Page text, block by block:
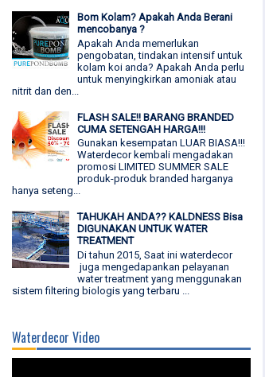
Bom Kolam? Apakah Anda Berani
mencobanya ?
Apakah Anda memerlukan
pengobatan, tindakan intensif untuk
kolam koi anda? Apakah Anda perlu
untuk menyingkirkan amoniak atau
nitrit dan den...
FLASH SALE!! BARANG BRANDED
CUMA SETENGAH HARGA!!!
Gunakan kesempatan LUAR BIASA!!!
Waterdecor kembali mengadakan
promosi LIMITED SUMMER SALE
produk-produk branded harganya
hanya seteng...
TAHUKAH ANDA?? KALDNESS Bisa
DIGUNAKAN UNTUK WATER
TREATMENT
Di tahun 2015, Saat ini waterdecor
juga mengedapankan pelayanan
water treatment yang menggunakan
sistem filtering biologis yang terbaru ...
Waterdecor Video